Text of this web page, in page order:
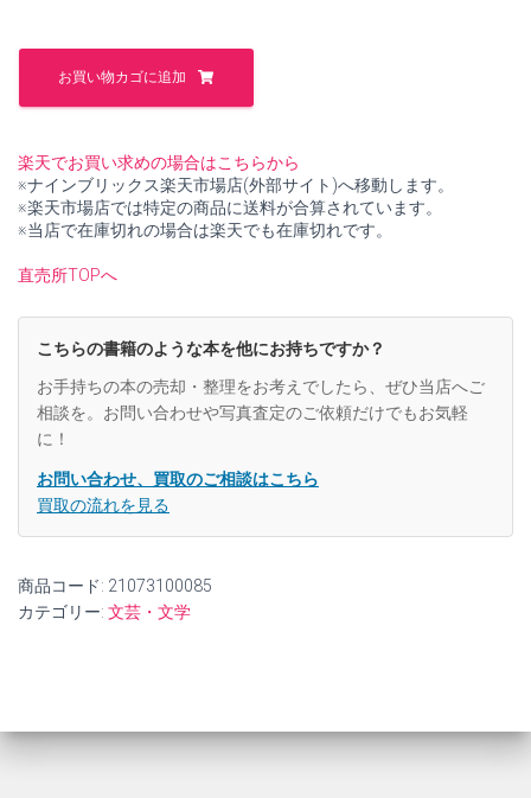
論
世
学
3
西
鶴
そ
周
【中
古】
お買い物カゴに追加
楽天でお買い求めの場合はこちらから
※ナインブリックス楽天市場店(外部サイト)へ移動します。
※楽天市場店では特定の商品に送料が合算されています。
※当店で在庫切れの場合は楽天でも在庫切れです。
直売所TOPへ
こちらの書籍のような本を他にお持ちですか？
お手持ちの本の売却・整理をお考えでしたら、ぜひ当店へご
相談を。お問い合わせや写真査定のご依頼だけでもお気軽
に！
お問い合わせ、買取のご相談はこちら
買取の流れを見る
商品コード: 21073100085
カテゴリー: 文芸・文学